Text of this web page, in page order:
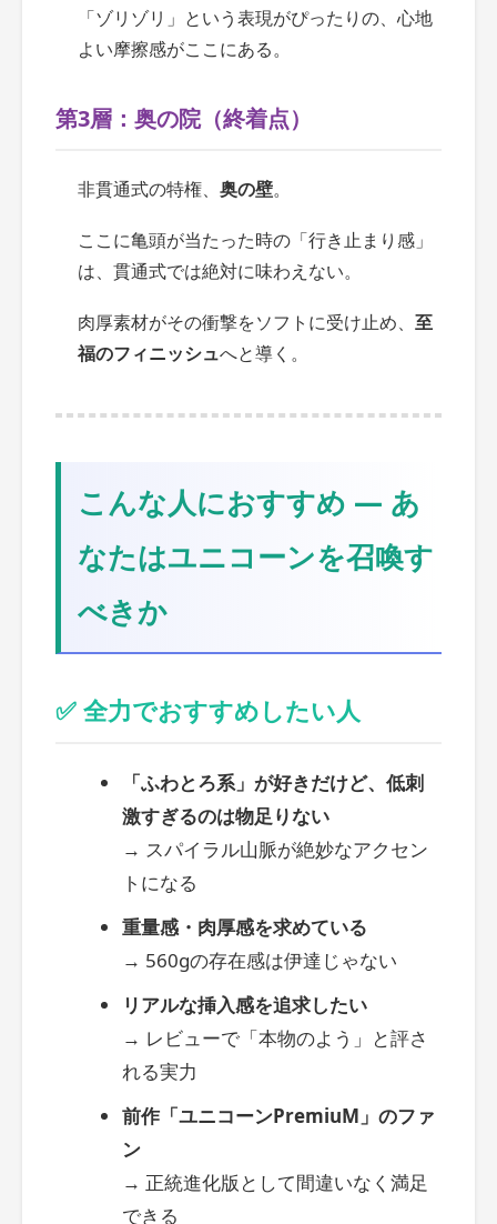
「ゾリゾリ」という表現がぴったりの、 心地
よい摩擦感がここにある。
第3層：奥の院（終着点）
非貫通式の特権、 奥の壁。
ここに亀頭が当たった時の「行き止まり感」
は、貫通式では絶対に味わえない。
肉厚素材がその衝撃をソフトに受け止め、 至
福のフィニッシュへと導く。
こんな人におすすめ ― あ
なたはユニコーンを召喚す
べきか
✅ 全力でおすすめしたい人
「ふわとろ系」が好きだけど、低刺
激すぎるのは物足りない
→ スパイラル山脈が絶妙なアクセン
トになる
重量感・肉厚感を求めている
→ 560gの存在感は伊達じゃない
リアルな挿入感を追求したい
→ レビューで「本物のよう」と評さ
れる実力
前作「ユニコーンPremiuM」のファ
ン
→ 正統進化版として間違いなく満足
できる